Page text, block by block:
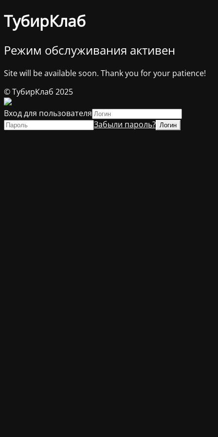
ТубирКлаб
Режим обслуживания активен
Site will be available soon. Thank you for your patience!
© ТубирКлаб 2025
Вход для пользователя
Забыли пароль?